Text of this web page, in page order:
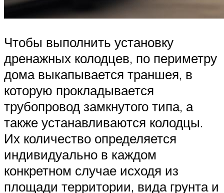
Чтобы выполнить установку
дренажных колодцев, по периметру
дома выкапывается траншея, в
которую прокладывается
трубопровод замкнутого типа, а
также устанавливаются колодцы.
Их количество определяется
индивидуально в каждом
конкретном случае исходя из
площади территории, вида грунта и